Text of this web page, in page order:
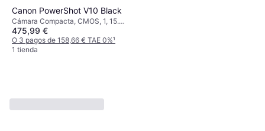
Canon PowerShot V10 Black
Cámara Compacta, CMOS, 1, 15.2
MP, Face Detection, Continuous
Drive, 211g
475,99 €
O 3 pagos de 158,66 € TAE 0%¹
1 tienda